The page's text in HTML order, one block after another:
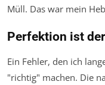
Müll. Das war mein
Perfektion ist
Ein Fehler, den ich
"richtig" machen. Die